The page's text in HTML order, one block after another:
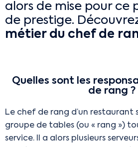
alors de mise pour ce
de prestige.
métier du chef de
Quelles sont les
de rang ?
Le chef de rang d’un restaurant
groupe de tables (ou « rang »)
service. Il a alors plusieurs